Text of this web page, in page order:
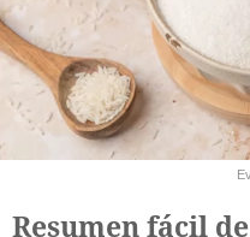
Resumen fácil